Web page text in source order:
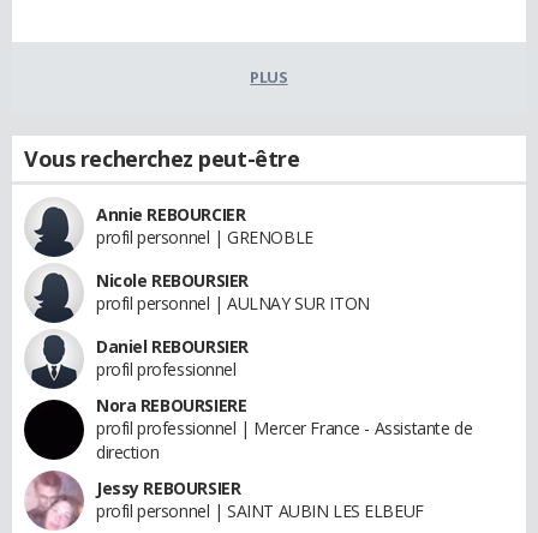
PLUS
Vous recherchez peut-être
Annie REBOURCIER
profil personnel | GRENOBLE
Nicole REBOURSIER
profil personnel | AULNAY SUR ITON
Daniel REBOURSIER
profil professionnel
Nora REBOURSIERE
profil professionnel | Mercer France - Assistante de
direction
Jessy REBOURSIER
profil personnel | SAINT AUBIN LES ELBEUF